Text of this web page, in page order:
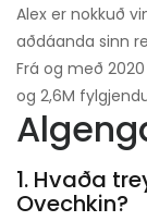
Alex er nokkuð
aðdáanda sinn
Frá og með
og 2,6M
1. Hvaða
Ovechkin?